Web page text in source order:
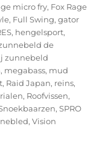
micro fry, Fox Rage
, Full Swing,gator
, hengelsport,
de
zunnebeld
, megabass, mud
, Raid Japan, reins,
, Roofvissen,
,SPRO
,Vision